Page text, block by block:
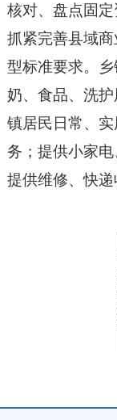
核对、盘点固
抓紧完善县域
型标准要求。
奶、食品、洗
镇居民日常、
务；提供小家电
提供维修、快递